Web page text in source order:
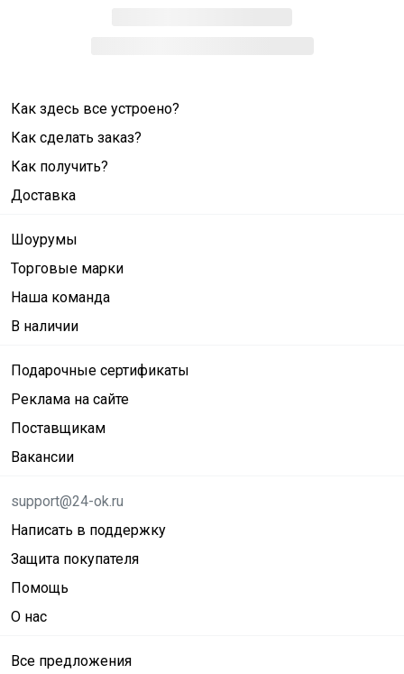
Как здесь все устроено?
Как сделать заказ?
Как получить?
Доставка
Шоурумы
Торговые марки
Наша команда
В наличии
Подарочные сертификаты
Реклама на сайте
Поставщикам
Вакансии
support@24-ok.ru
Написать в поддержку
Защита покупателя
Помощь
О нас
Все предложения